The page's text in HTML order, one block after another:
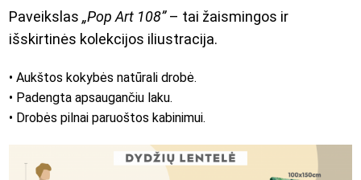
Paveikslas„Pop Art 108”– tai žaismingos ir
išskirtinės kolekcijos iliustracija.
• Aukštos kokybės natūrali drobė.
• Padengta apsaugančiu laku.
• Drobės pilnai paruoštos kabinimui.